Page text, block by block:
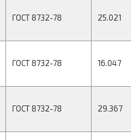
ГОСТ 8732-78 25.021
ГОСТ 8732-78 16.047
ГОСТ 8732-78 29.367